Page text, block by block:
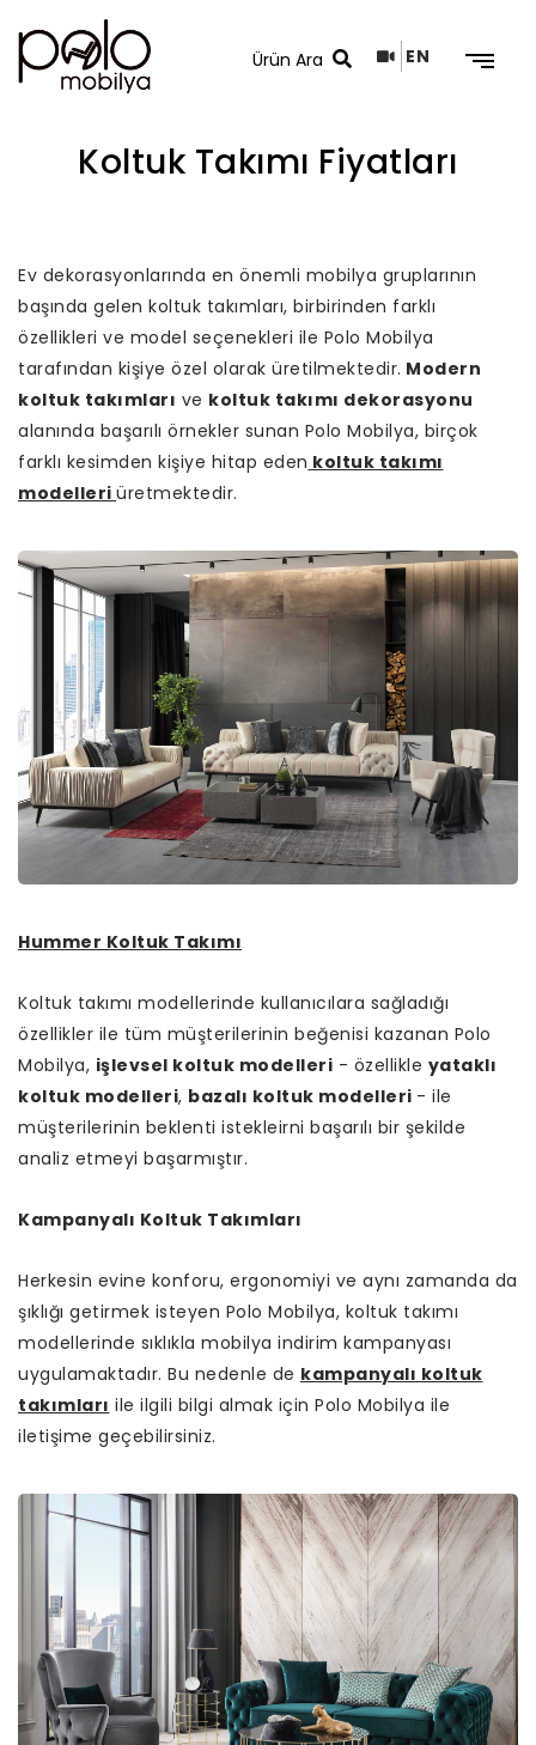
EN
Koltuk Takımı Fiyatları
Ev dekorasyonlarında en önemli mobilya gruplarının
başında gelen koltuk takımları, birbirinden farklı
özellikleri ve model seçenekleri ile Polo Mobilya
tarafından kişiye özel olarak üretilmektedir. Modern
koltuk takımları ve koltuk takımı dekorasyonu
alanında başarılı örnekler sunan Polo Mobilya, birçok
farklı kesimden kişiye hitap eden koltuk takımı
modelleri üretmektedir.
Hummer Koltuk Takımı
Koltuk takımı modellerinde kullanıcılara sağladığı
özellikler ile tüm müşterilerinin beğenisi kazanan Polo
Mobilya, işlevsel koltuk modelleri - özellikle yataklı
koltuk modelleri, bazalı koltuk modelleri - ile
müşterilerinin beklenti istekleirni başarılı bir şekilde
analiz etmeyi başarmıştır.
Kampanyalı Koltuk Takımları
Herkesin evine konforu, ergonomiyi ve aynı zamanda da
şıklığı getirmek isteyen Polo Mobilya, koltuk takımı
modellerinde sıklıkla mobilya indirim kampanyası
uygulamaktadır. Bu nedenle de kampanyalı koltuk
takımları ile ilgili bilgi almak için Polo Mobilya ile
iletişime geçebilirsiniz.